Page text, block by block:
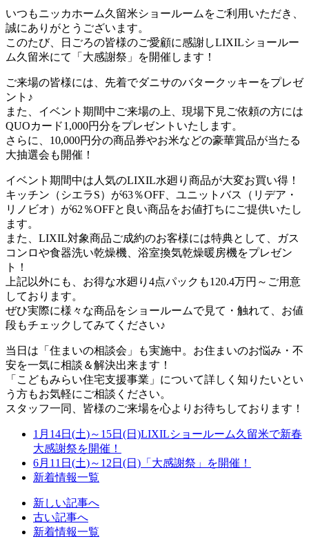
いつもニッカホーム久留米ショールームをご利用いただき、
誠にありがとうございます。
このたび、日ごろの皆様のご愛顧に感謝しLIXILショールー
ム久留米にて「大感謝祭」を開催します！
ご来場の皆様には、先着でダニサのバタークッキーをプレゼ
ント♪
また、イベント期間中ご来場の上、現場下見ご依頼の方には
QUOカード1,000円分をプレゼントいたします。
さらに、10,000円分の商品券やお米などの豪華賞品が当たる
大抽選会も開催！
イベント期間中は人気のLIXIL水廻り商品が大変お買い得！
キッチン（シエラS）が63％OFF、ユニットバス（リデア・
リノビオ）が62％OFFと良い商品をお値打ちにご提供いたし
ます。
また、LIXIL対象商品ご成約のお客様には特典として、ガス
コンロや食器洗い乾燥機、浴室換気乾燥暖房機をプレゼン
ト！
上記以外にも、お得な水廻り4点パックも120.4万円～ご用意
しております。
ぜひ実際に様々な商品をショールームで見て・触れて、お値
段もチェックしてみてください♪
当日は「住まいの相談会」も実施中。お住まいのお悩み・不
安を一気に相談＆解決出来ます！
「こどもみらい住宅支援事業」について詳しく知りたいとい
う方もお気軽にご相談ください。
スタッフ一同、皆様のご来場を心よりお待ちしております！
1月14日(土)～15日(日)LIXILショールーム久留米で新春
大感謝祭を開催！
6月11日(土)～12日(日)「大感謝祭」を開催！
新着情報一覧
新しい記事へ
古い記事へ
新着情報一覧